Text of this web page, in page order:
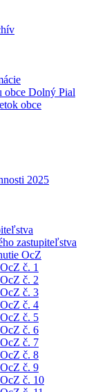
obce Dolný Pial
obce
2025
zastupiteľstva
OcZ
č. 1
č. 2
č. 3
č. 4
č. 5
č. 6
č. 7
č. 8
č. 9
č. 10